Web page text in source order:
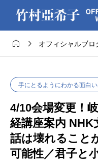
  オフィシャルブロ
手にとるようにわかる面白
4/10会場変更！
経講座案内 NHK
話は壊れること
可能性／君子と